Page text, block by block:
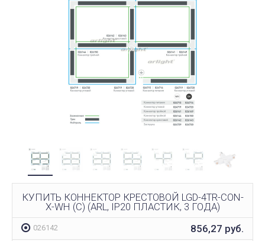
КУПИТЬ КОННЕКТОР КРЕСТОВОЙ LGD-4TR-CON-
X-WH (C) (ARL, IP20 ПЛАСТИК, 3 ГОДА)
026142 856,27 руб.